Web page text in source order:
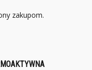
zakupom.